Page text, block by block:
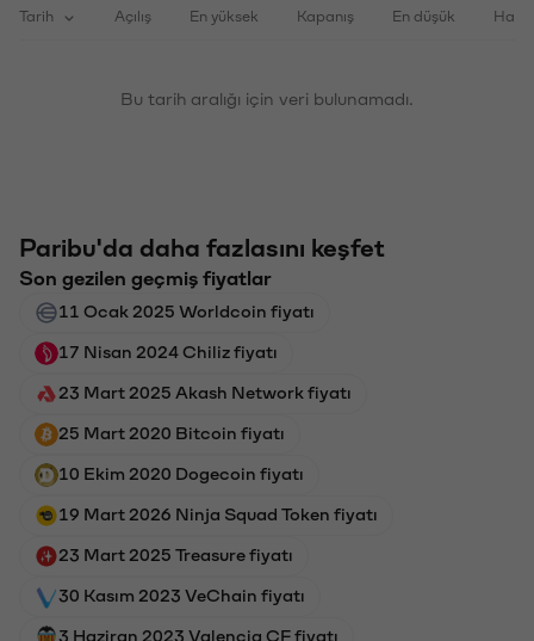
Tarih Açılış En yüksek Kapanış En düşük
Bu tarih aralığı için veri bulunamadı.
Paribu'da daha fazlasını keşfet
Son gezilen geçmiş fiyatlar
11 Ocak 2025 Worldcoin fiyatı
17 Nisan 2024 Chiliz fiyatı
23 Mart 2025 Akash Network fiyatı
25 Mart 2020 Bitcoin fiyatı
10 Ekim 2020 Dogecoin fiyatı
19 Mart 2026 Ninja Squad Token fiyatı
23 Mart 2025 Treasure fiyatı
30 Kasım 2023 VeChain fiyatı
3 Haziran 2023 Valencia CF fiyatı